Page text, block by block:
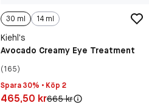
30 ml 14 ml
Kiehl’s
Avocado Creamy Eye Treatment
(165)
Spara 30% • Köp 2
Pris: 465,50 kr
465,50 krOriginal pris:
665 kr